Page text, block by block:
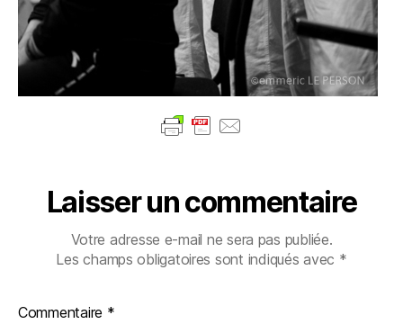
Laisser un commentaire
Votre adresse e-mail ne sera pas publiée.
Les champs obligatoires sont indiqués avec *
Commentaire *